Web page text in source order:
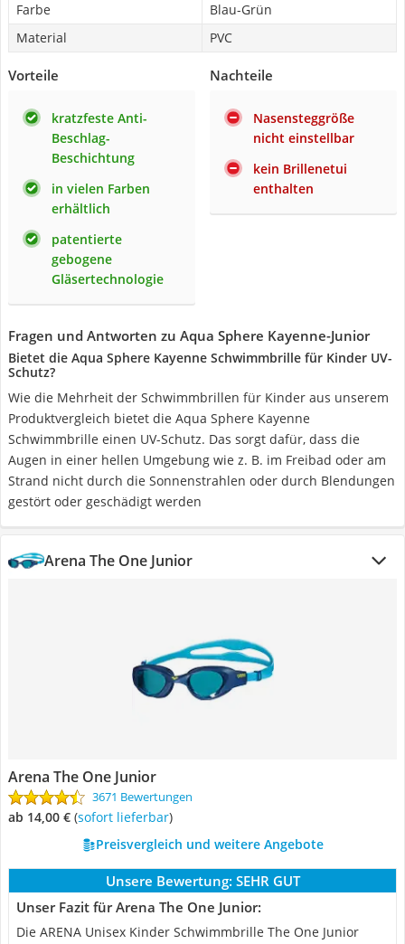
Farbe
Blau-Grün
Material
PVC
Vorteile
kratzfeste Anti-
Beschlag-
Beschichtung
in vielen Farben
erhältlich
patentierte
gebogene
Gläsertechnologie
Nachteile
Nasensteggröße
nicht einstellbar
kein Brillenetui
enthalten
Fragen und Antworten zu Aqua Sphere Kayenne-Junior
Bietet die Aqua Sphere Kayenne Schwimmbrille für Kinder UV-
Schutz?
Wie die Mehrheit der Schwimmbrillen für Kinder aus unserem
Produktvergleich bietet die Aqua Sphere Kayenne
Schwimmbrille einen UV-Schutz. Das sorgt dafür, dass die
Augen in einer hellen Umgebung wie z. B. im Freibad oder am
Strand nicht durch die Sonnenstrahlen oder durch Blendungen
gestört oder geschädigt werden
Arena The One Junior
Arena The One Junior
3671 Bewertungen
ab 14,00 € ( Sofort lieferbar)
Preisvergleich und weitere Angebote
Unsere Bewertung: SEHR GUT
Unser Fazit für Arena The One Junior:
Die ARENA Unisex Kinder Schwimmbrille The One Junior